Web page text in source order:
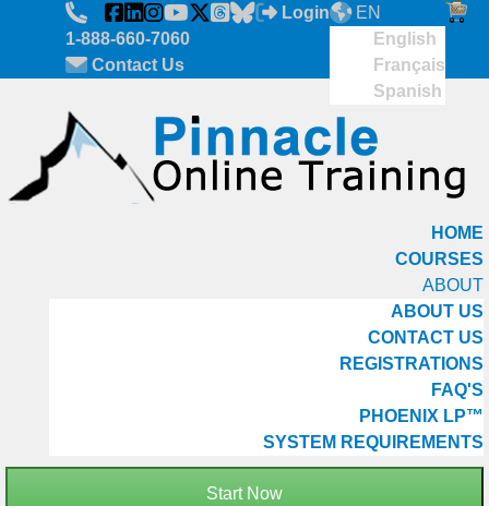
Skip to main content
EN
English
Français
Spanish
Login
1-888-660-7060
Contact Us
HOME
COURSES
ABOUT
ABOUT US
CONTACT US
REGISTRATIONS
FAQ'S
PHOENIX LP™
SYSTEM REQUIREMENTS
Start Now